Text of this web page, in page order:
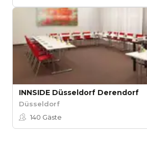
INNSIDE Düsseldorf Derendorf
Düsseldorf
140 Gäste